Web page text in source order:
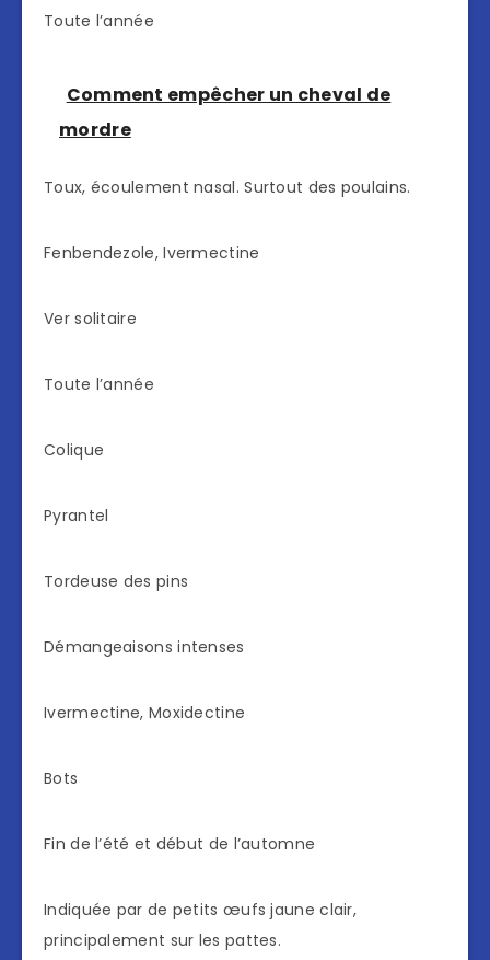
Toute l’année
Comment empêcher un cheval de
mordre
Toux, écoulement nasal. Surtout des poulains.
Fenbendezole, Ivermectine
Ver solitaire
Toute l’année
Colique
Pyrantel
Tordeuse des pins
Démangeaisons intenses
Ivermectine, Moxidectine
Bots
Fin de l’été et début de l’automne
Indiquée par de petits œufs jaune clair,
principalement sur les pattes.